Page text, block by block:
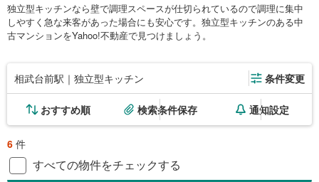
独立型キッチンなら壁で調理スペースが仕切られているので調理に集中
しやすく急な来客があった場合にも安心です。独立型キッチンのある中
古マンションをYahoo!不動産で見つけましょう。
相武台前駅｜独立型キッチン 条件変更
おすすめ順 検索条件保存 通知設定
6 件
すべての物件をチェックする